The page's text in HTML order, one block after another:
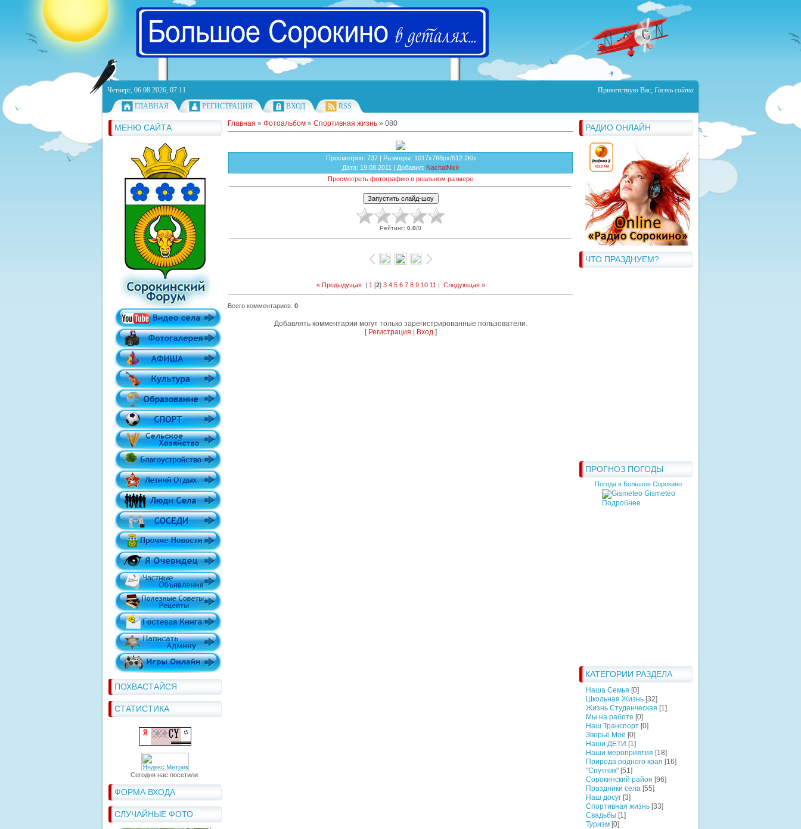
Четверг, 06.08.2026, 07:11 Приветствую Вас, Гость сайта
ГЛАВНАЯ
РЕГИСТРАЦИЯ ВХОД RSS
МЕНЮ САЙТА
ПОХВАСТАЙСЯ
СТАТИСТИКА
Сегодня нас посетили:
ФОРМА ВХОДА
СЛУЧАЙНЫЕ ФОТО
РАДИО ОНЛАЙН
ЧТО ПРАЗДНУЕМ?
ПРОГНОЗ ПОГОДЫ
Погода в Большое Сорокино
Gismeteo
Подробнее
КАТЕГОРИИ РАЗДЕЛА
Наша Семья [0]
Школьная Жизнь [32]
Жизнь Студенческая [1]
Мы на работе [0]
Наш Транспорт [0]
Зверьё Моё [0]
Наши ДЕТИ [1]
Наши мероприятия [18]
Природа родного края [16]
"Спутник" [51]
Сорокинский район [96]
Праздники села [55]
Наш досуг [3]
Спортивная жизнь [33]
Свадьбы [1]
Туризм [0]
Главная » Фотоальбом » Спортивная жизнь » 080
Просмотров: 737 | Размеры: 1017x768px/612.2Kb
Дата: 19.08.2011 | Добавил: NachalNick
Просмотреть фотографию в реальном размере
Рейтинг: 0.0/0
« Предыдущая| 1 [2] 3 4 5 6 7 8 9 10 11 | Следующая »
Всего комментариев: 0
Добавлять комментарии могут только зарегистрированные пользователи.
[ Регистрация Вход]